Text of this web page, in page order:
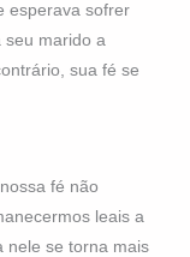
esperava sofrer
seu marido a
sua fé se
fé não
leais a
nele se torna mais